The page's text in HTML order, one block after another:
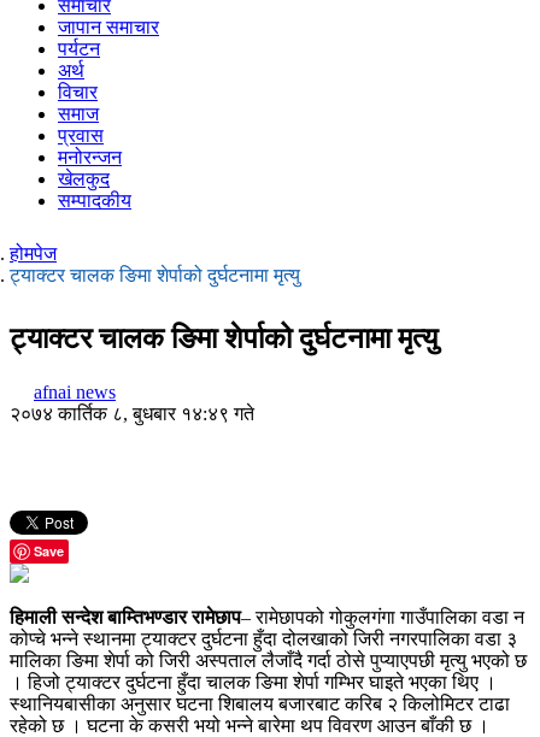
समाचार
जापान समाचार
पर्यटन
अर्थ
विचार
समाज
प्रवास
मनोरन्जन
खेलकुद
सम्पादकीय
होमपेज
ट्याक्टर चालक ङिमा शेर्पाको दुर्घटनामा मृत्यु
ट्याक्टर चालक ङिमा शेर्पाको दुर्घटनामा मृत्यु
afnai news
२०७४ कार्तिक ८, बुधबार १४:४९ गते
Save
हिमाली सन्देश बाम्तिभण्डार रामेछाप– रामेछापको गोकुलगंगा गाउँपालिका वडा न
कोप्चे भन्ने स्थानमा ट्याक्टर दुर्घटना हुँदा दोलखाको जिरी नगरपालिका वडा ३
मालिका ङिमा शेर्पा को जिरी अस्पताल लैजाँदै गर्दा ठोसे पुप्याएपछी मृत्यु भएको छ
। हिजो ट्याक्टर दुर्घटना हुँदा चालक ङिमा शेर्पा गम्भिर घाइते भएका थिए ।
स्थानियबासीका अनुसार घटना शिबालय बजारबाट करिब २ किलोमिटर टाढा
रहेको छ । घटना के कसरी भयो भन्ने बारेमा थप विवरण आउन बाँकी छ ।